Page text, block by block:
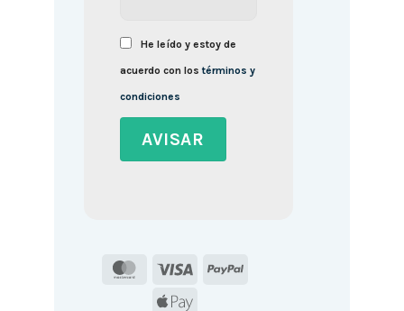
He leído y estoy de
acuerdo con lostérminos y
condiciones
MasterCard
Visa
PayPal
Apple